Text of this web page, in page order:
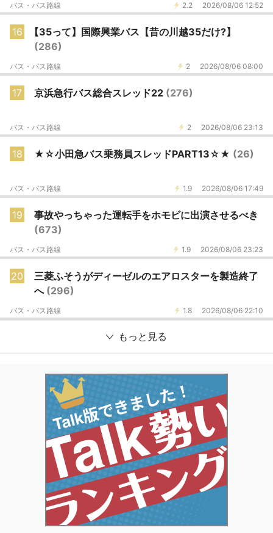
2.2 2026/08/06 12:52
バス・バス路線
16
【35って】国際興業バス【昔の川越35だけ?】
(286)
2 2026/08/06 08:00
バス・バス路線
17 京浜急行バス総合スレッド22 (276)
2 2026/08/06 23:13
バス・バス路線
18 ★☆小田急バス乗務員スレッドPART13☆★ (26)
1.9 2026/08/06 17:49
バス・バス路線
19
事故やっちゃった運転手をホモビに出演させるべき
(673)
1.9 2026/08/06 23:23
バス・バス路線
20
三菱ふそうがディーゼルのエアロスターを製造終了
へ (296)
1.8 2026/08/06 22:10
バス・バス路線
もっと見る